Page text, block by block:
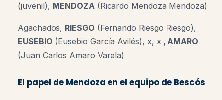
(juvenil), MENDOZA (Ricardo Mendoza Mendoza)
Agachados, RIESGO (Fernando Riesgo Riesgo),
EUSEBIO (Eusebio García Avilés), x, x , AMARO
(Juan Carlos Amaro Varela)
El papel de Mendoza en el equipo de Bescós